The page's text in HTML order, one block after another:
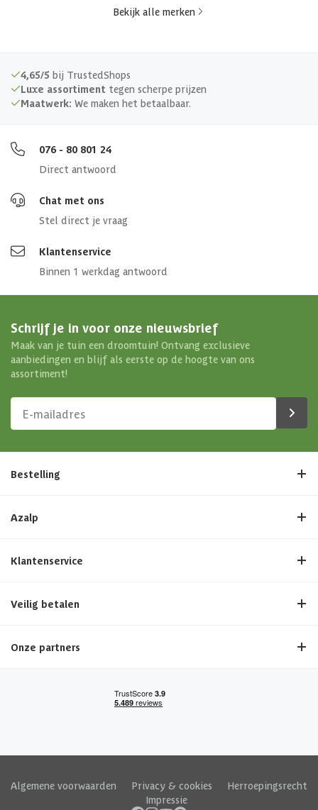
Bekijk alle merken
4,65/5 bij TrustedShops
Luxe assortiment tegen scherpe prijzen
Maatwerk: We maken het betaalbaar.
076 - 80 801 24
Direct antwoord
Chat met ons
Stel direct je vraag
Klantenservice
Binnen 1 werkdag antwoord
Schrijf je in voor onze nieuwsbrief
Maak van je tuin een droomtuin! Ontvang exclusieve
aanbiedingen en blijf als eerste op de hoogte van ons
assortiment!
Bestelling
Azalp
Klantenservice
Veilig betalen
Onze partners
Algemene voorwaarden Privacy & cookies
Herroepingsrecht
Impressie